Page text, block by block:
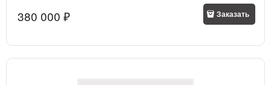
380 000 ₽ Заказать